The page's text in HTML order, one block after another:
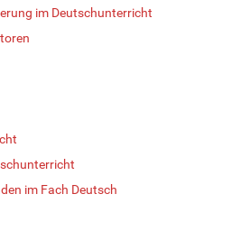
im Deutschunterricht
im Fach Deutsch